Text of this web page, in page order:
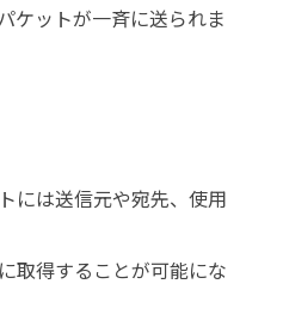
ケットが一斉に送られま
には送信元や宛先、使用
取得することが可能にな